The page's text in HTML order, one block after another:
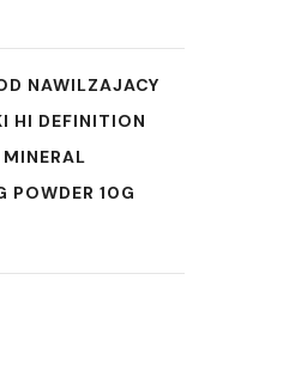
NAWILZAJACY
HI DEFINITION
POWDER 10G